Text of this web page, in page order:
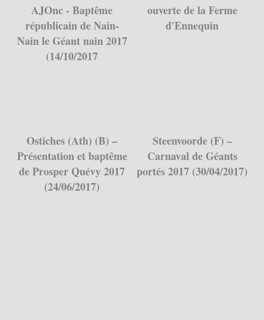
AJOnc - Baptême
républicain de Nain-
Nain le Géant nain 2017
(14/10/2017
ouverte de la Ferme
d'Ennequin
Ostiches (Ath) (B) –
Présentation et baptême
de Prosper Quévy 2017
(24/06/2017)
Steenvoorde (F) –
Carnaval de Géants
portés 2017 (30/04/2017)